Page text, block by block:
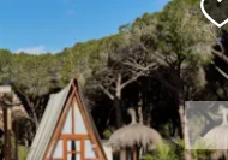
Next